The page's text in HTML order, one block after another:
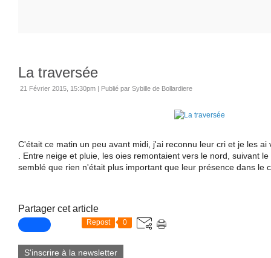
La traversée
21 Février 2015, 15:30pm | Publié par Sybille de Bollardiere
C'était ce matin un peu avant midi, j'ai reconnu leur cri et je les ai
. Entre neige et pluie, les oies remontaient vers le nord, suivant
semblé que rien n'était plus important que leur présence dans le
Partager cet article
Repost 0
S'inscrire à la newsletter